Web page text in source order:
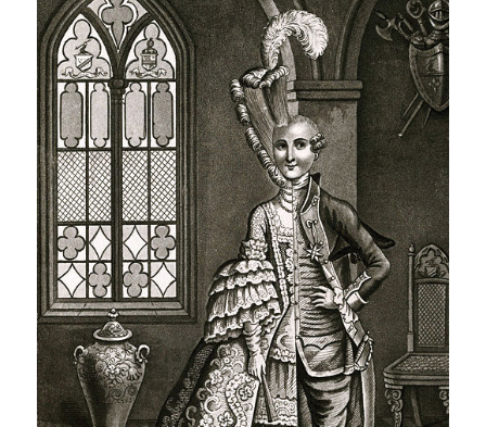
Il cavaliere d’Eon (1728-1810),
personaggio storico enigmatico,
trascorrerà quarantanove anni della sua
vita in abiti maschili e trentatré in abiti
femminili.